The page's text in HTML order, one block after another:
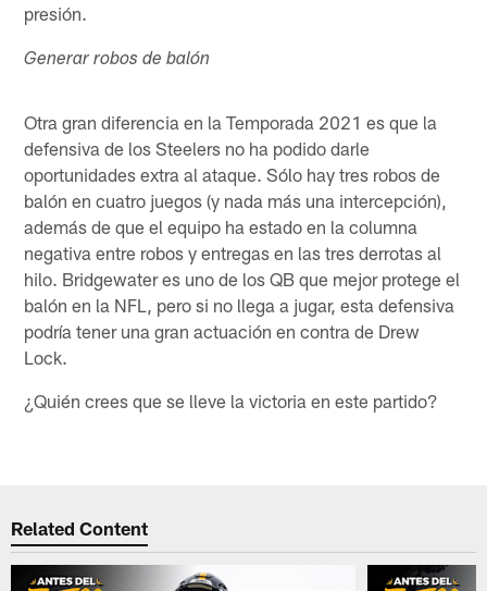
presión.
Generar robos de balón
Otra gran diferencia en la Temporada 2021 es que la
defensiva de los Steelers no ha podido darle
oportunidades extra al ataque. Sólo hay tres robos de
balón en cuatro juegos (y nada más una intercepción),
además de que el equipo ha estado en la columna
negativa entre robos y entregas en las tres derrotas al
hilo. Bridgewater es uno de los QB que mejor protege el
balón en la NFL, pero si no llega a jugar, esta defensiva
podría tener una gran actuación en contra de Drew
Lock.
¿Quién crees que se lleve la victoria en este partido?
Related Content